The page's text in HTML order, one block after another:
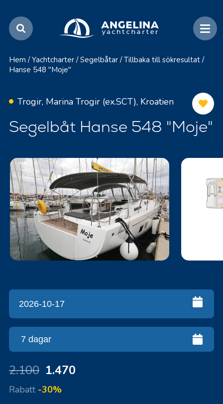
Hem / Yachtcharter / Segelbåtar / Tillbaka till sökresultat /
Hanse 548 "Moje"
Trogir, Marina Trogir (ex.SCT), Kroatien
Segelbåt Hanse 548 "Moje"
2.100 1.470
Rabatt -30%